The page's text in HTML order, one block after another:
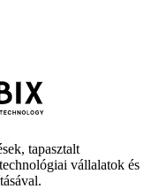
tapasztalt
vállalatok és